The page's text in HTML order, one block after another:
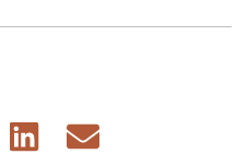
Share
Share